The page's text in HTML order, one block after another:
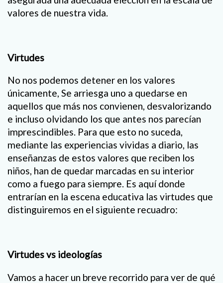
valores de nuestra vida.
Virtudes
No nos podemos detener en los valores
únicamente, Se arriesga uno a quedarse en
aquellos que más nos convienen, desvalorizando
e incluso olvidando los que antes nos parecían
imprescindibles. Para que esto no suceda,
mediante las experiencias vividas a diario, las
enseñanzas de estos valores que reciben los
niños, han de quedar marcadas en su interior
como a fuego para siempre. Es aquí donde
entrarían en la escena educativa las virtudes que
distinguiremos en el siguiente recuadro:
Virtudes vs ideologías
Vamos a hacer un breve recorrido para ver de qué